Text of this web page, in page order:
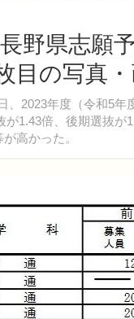
野県志願
目の写真
2023年度（令和5
1.43倍、後期選抜が
高かった。